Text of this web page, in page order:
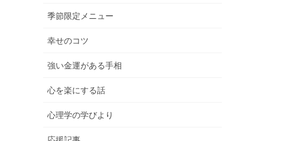
季節限定メニュー
幸せのコツ
強い金運がある手相
心を楽にする話
心理学の学びより